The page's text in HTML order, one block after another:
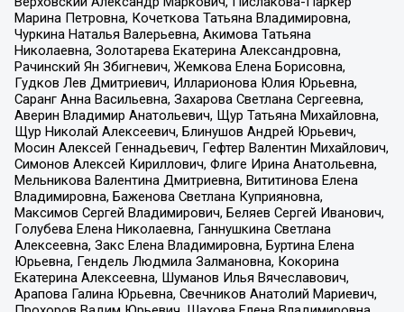
Марина Петровна, Кочеткова Татьяна Владимировна,
Чуркина Наталья Валерьевна, Акимова Татьяна
Николаевна, Золотарева Екатерина Александровна,
Рачинский Ян Збигневич, Жемкова Елена Борисовна,
Гудков Лев Дмитриевич, Илларионова Юлия Юрьевна,
Саранг Анна Васильевна, Захарова Светлана Сергеевна,
Аверин Владимир Анатольевич, Щур Татьяна Михайловна,
Щур Николай Алексеевич, Блинушов Андрей Юрьевич,
Мосин Алексей Геннадьевич, Гефтер Валентин Михайлович,
Симонов Алексей Кириллович, Флиге Ирина Анатольевна,
Мельникова Валентина Дмитриевна, Вититинова Елена
Владимировна, Баженова Светлана Куприяновна,
Максимов Сергей Владимирович, Беляев Сергей Иванович,
Голубева Елена Николаевна, Ганнушкина Светлана
Алексеевна, Закс Елена Владимировна, Буртина Елена
Юрьевна, Гендель Людмила Залмановна, Кокорина
Екатерина Алексеевна, Шуманов Илья Вячеславович,
Арапова Галина Юрьевна, Свечников Анатолий Мариевич,